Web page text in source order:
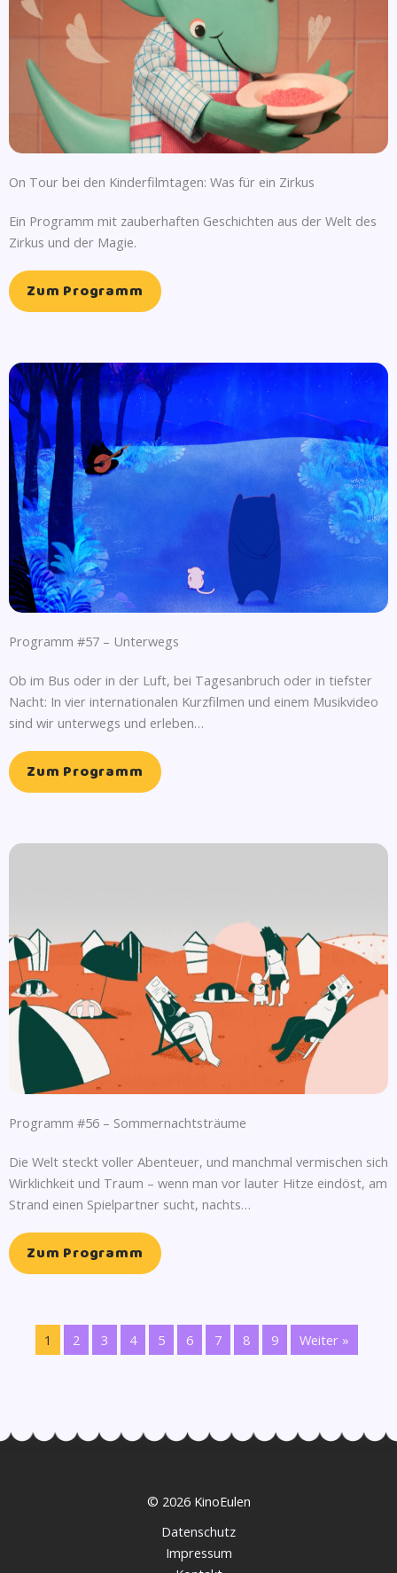
On Tour bei den Kinderfilmtagen: Was für ein Zirkus
Ein Programm mit zauberhaften Geschichten aus der Welt des
Zirkus und der Magie.
Zum Programm
Programm #57 – Unterwegs
Ob im Bus oder in der Luft, bei Tagesanbruch oder in tiefster
Nacht: In vier internationalen Kurzfilmen und einem Musikvideo
sind wir unterwegs und erleben…
Zum Programm
Programm #56 – Sommernachtsträume
Die Welt steckt voller Abenteuer, und manchmal vermischen sich
Wirklichkeit und Traum – wenn man vor lauter Hitze eindöst, am
Strand einen Spielpartner sucht, nachts…
Zum Programm
1 2 3 4 5 6 7 8 9 Weiter »
© 2026 KinoEulen
Datenschutz
Impressum